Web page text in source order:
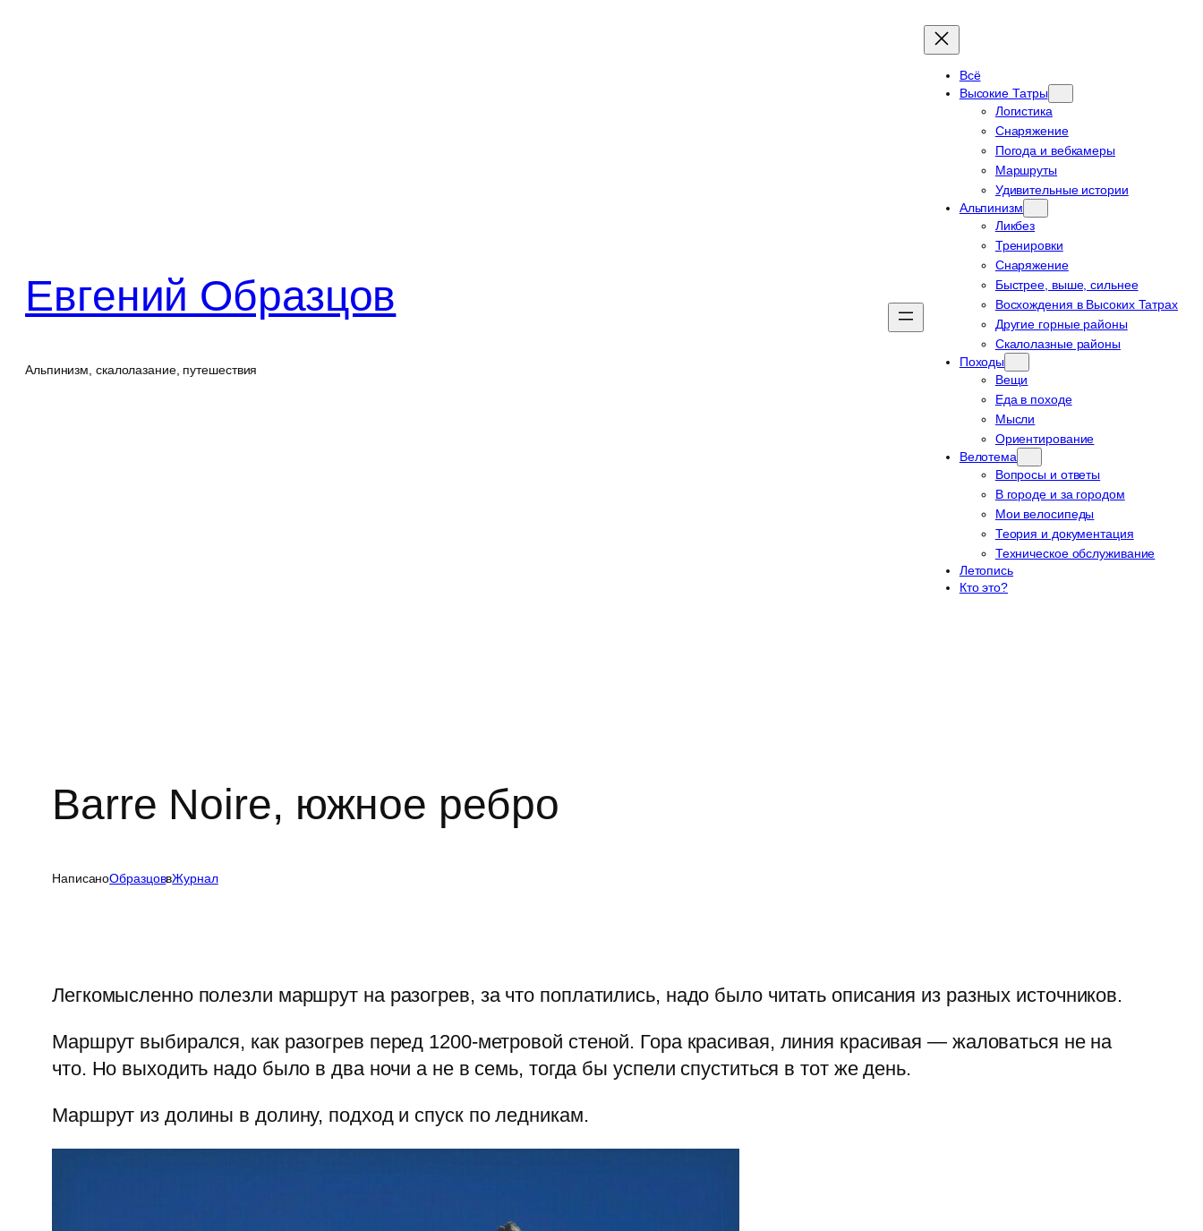
Евгений Образцов
Альпинизм, скалолазание, путешествия
Всё
Высокие Татры
Логистика
Снаряжение
Погода и вебкамеры
Маршруты
Удивительные истории
Альпинизм
Ликбез
Тренировки
Снаряжение
Быстрее, выше, сильнее
Восхождения в Высоких Татрах
Другие горные районы
Скалолазные районы
Походы
Вещи
Еда в походе
Мысли
Ориентирование
Велотема
Вопросы и ответы
В городе и за городом
Мои велосипеды
Теория и документация
Техническое обслуживание
Летопись
Кто это?
Barre Noire, южное ребро
НаписаноОбразцоввЖурнал
Легкомысленно полезли маршрут на разогрев, за что поплатились, надо было читать описания из разных источников.
Маршрут выбирался, как разогрев перед 1200-метровой стеной. Гора красивая, линия красивая — жаловаться не на
что. Но выходить надо было в два ночи а не в семь, тогда бы успели спуститься в тот же день.
Маршрут из долины в долину, подход и спуск по ледникам.